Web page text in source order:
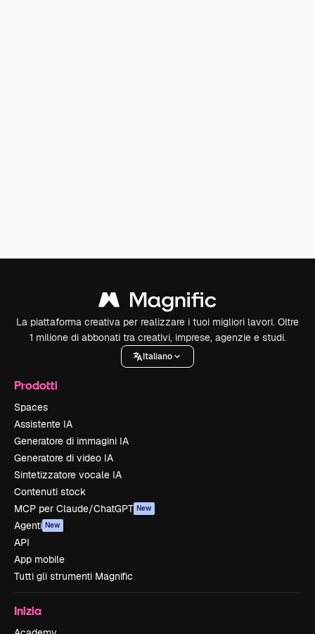
La piattaforma creativa per realizzare i tuoi migliori lavori. Oltre
1 milione di abbonati tra creativi, imprese, agenzie e studi.
Italiano
Prodotti
Spaces
Assistente IA
Generatore di immagini IA
Generatore di video IA
Sintetizzatore vocale IA
Contenuti stock
MCP per Claude/ChatGPT New
Agenti New
API
App mobile
Tutti gli strumenti Magnific
Inizia